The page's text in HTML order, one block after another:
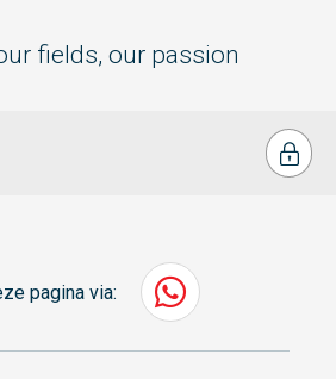
fields, our passion
pagina via: